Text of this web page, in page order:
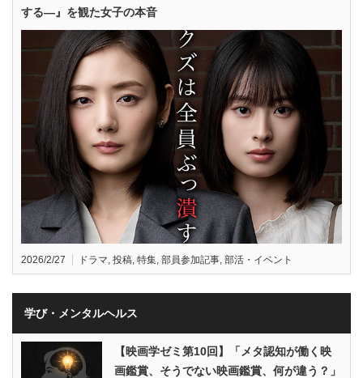
する—』を観た女子の本音
2026/2/27 ドラマ 投稿 特集 部員参加記事 部活・イベント
学び・メンタルヘルス
【映画学ゼミ第10回】「メタ認知が働く映
画鑑賞、そうでない映画鑑賞、何が違う？」